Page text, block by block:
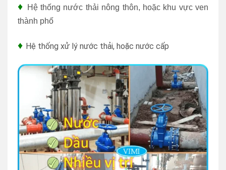
♦
Hệ thống nước thải nông thôn, hoặc khu vực ven
thành phố
♦ Hệ thống xử lý nước thải, hoặc nước cấp